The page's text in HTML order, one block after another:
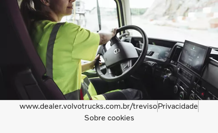
www.dealer.volvotrucks.com.br/trevisoPrivacidade
Sobre cookies